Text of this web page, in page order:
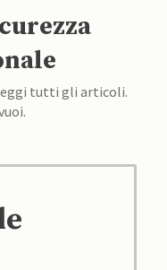
tutti gli articoli.